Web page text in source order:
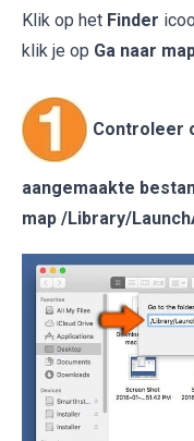
Klik op het Finder
klik je op Ga naar
Controleer
aangemaakte
map /Library/